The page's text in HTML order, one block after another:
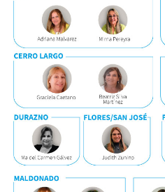
Documentos
Noticias